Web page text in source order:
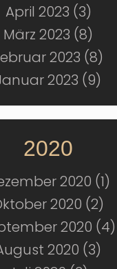
April 2023 (3)
März 2023 (8)
2023 (8)
2023 (9)
2020
2020 (1)
2020 (2)
2020 (4)
2020 (3)